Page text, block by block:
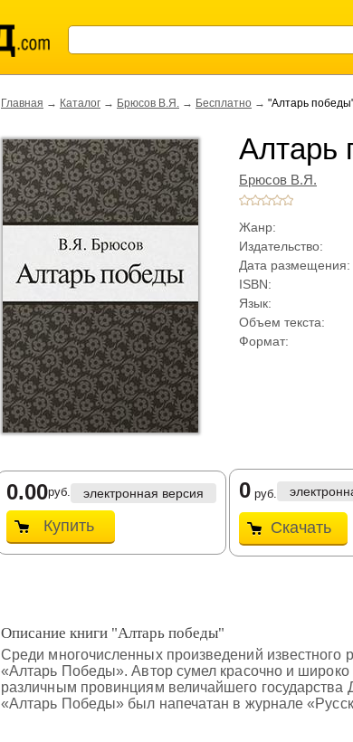
Главная → Каталог → Брюсов В.Я. → Бесплатно → "Алтарь
Алтарь
Брюсов В.Я.
Жанр:
Издательство:
Дата размещения:
ISBN:
Язык:
Объем текста:
Формат:
0.00руб. электронная версия
Купить
0 руб.
Скачать
Описание книги "Алтарь победы"
Среди многочисленных произведений известного
«Алтарь Победы». Автор сумел красочно и
различным провинциям величайшего
«Алтарь Победы» был напечатан в журнале